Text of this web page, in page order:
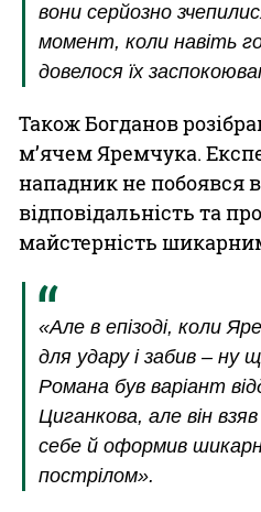
вони серйозно
момент, коли навіть
довелося їх
Також Богданов
м’ячем Яремчука.
нападник не побоявся
відповідальність та
майстерність
«Але в епізоді, коли
для удару і забив –
Романа був варіант
Циганкова, але він
себе й оформив
пострілом».